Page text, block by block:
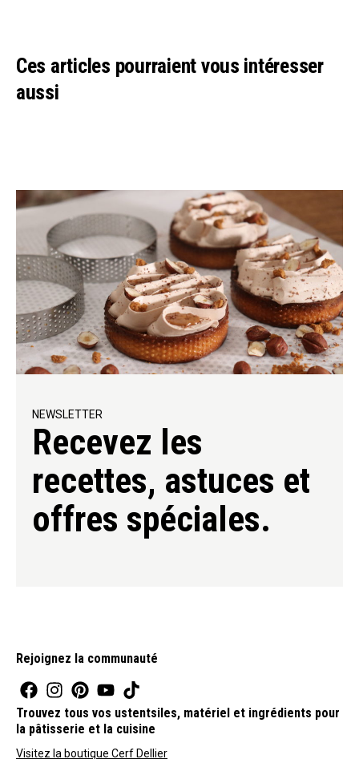
Ces articles pourraient vous intéresser
aussi
NEWSLETTER
Recevez les
recettes, astuces et
offres spéciales.
Rejoignez la communauté
Trouvez tous vos ustentsiles, matériel et ingrédients pour
la pâtisserie et la cuisine
Visitez la boutique Cerf Dellier